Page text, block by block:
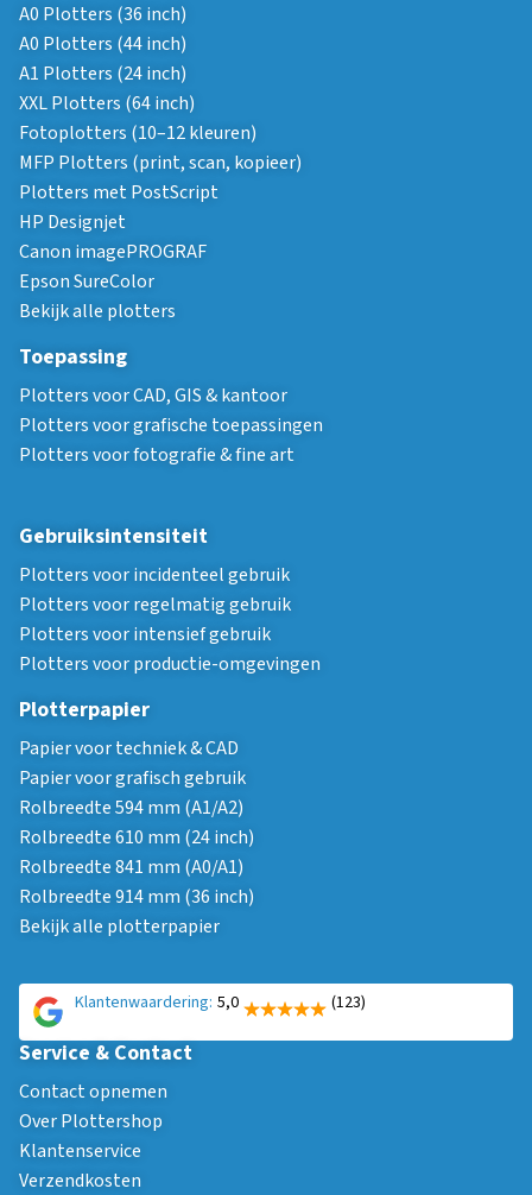
A0 Plotters (36 inch)
A0 Plotters (44 inch)
A1 Plotters (24 inch)
XXL Plotters (64 inch)
Fotoplotters (10–12 kleuren)
MFP Plotters (print, scan, kopieer)
Plotters met PostScript
HP Designjet
Canon imagePROGRAF
Epson SureColor
Bekijk alle plotters
Toepassing
Plotters voor CAD, GIS & kantoor
Plotters voor grafische toepassingen
Plotters voor fotografie & fine art
Gebruiksintensiteit
Plotters voor incidenteel gebruik
Plotters voor regelmatig gebruik
Plotters voor intensief gebruik
Plotters voor productie-omgevingen
Plotterpapier
Papier voor techniek & CAD
Papier voor grafisch gebruik
Rolbreedte 594 mm (A1/A2)
Rolbreedte 610 mm (24 inch)
Rolbreedte 841 mm (A0/A1)
Rolbreedte 914 mm (36 inch)
Bekijk alle plotterpapier
Klantenwaardering: 5,0 (123)
Service & Contact
Contact opnemen
Over Plottershop
Klantenservice
Verzendkosten